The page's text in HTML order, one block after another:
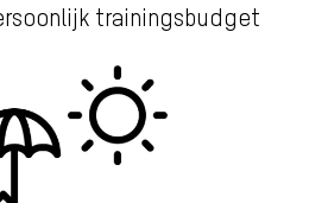
trainingsbudget